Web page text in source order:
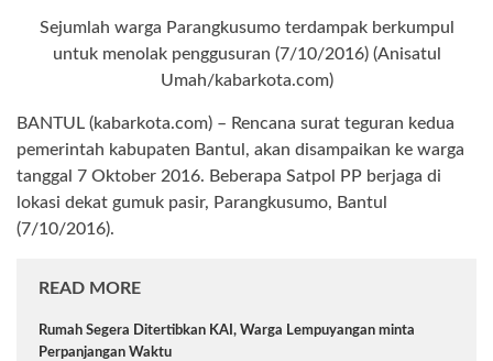
Sejumlah warga Parangkusumo terdampak berkumpul
untuk menolak penggusuran (7/10/2016) (Anisatul
Umah/kabarkota.com)
BANTUL (kabarkota.com) – Rencana surat teguran kedua
pemerintah kabupaten Bantul, akan disampaikan ke warga
tanggal 7 Oktober 2016. Beberapa Satpol PP berjaga di
lokasi dekat gumuk pasir, Parangkusumo, Bantul
(7/10/2016).
READ MORE
Rumah Segera Ditertibkan KAI, Warga Lempuyangan minta
Perpanjangan Waktu